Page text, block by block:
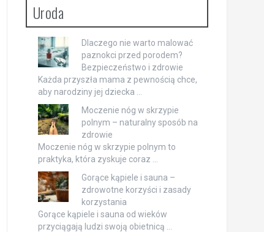
Uroda
Dlaczego nie warto malować
paznokci przed porodem?
Bezpieczeństwo i zdrowie
Każda przyszła mama z pewnością chce,
aby narodziny jej dziecka …
Moczenie nóg w skrzypie
polnym – naturalny sposób na
zdrowie
Moczenie nóg w skrzypie polnym to
praktyka, która zyskuje coraz …
Gorące kąpiele i sauna –
zdrowotne korzyści i zasady
korzystania
Gorące kąpiele i sauna od wieków
przyciągają ludzi swoją obietnicą …